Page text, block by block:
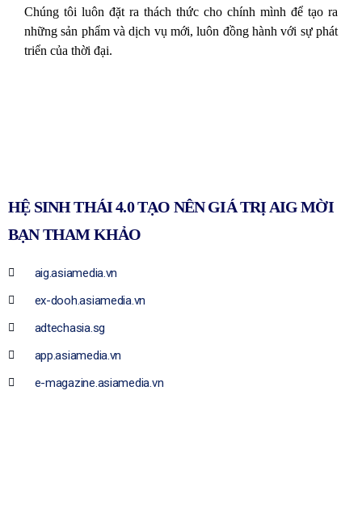
Chúng tôi luôn đặt ra thách thức cho chính mình để tạo ra
những sản phẩm và dịch vụ mới, luôn đồng hành với sự phát
triển của thời đại.
HỆ SINH THÁI 4.0 TẠO NÊN GIÁ TRỊ AIG MỜI
BẠN THAM KHẢO
aig.asiamedia.vn
ex-dooh.asiamedia.vn
adtechasia.sg
app.asiamedia.vn
e-magazine.asiamedia.vn